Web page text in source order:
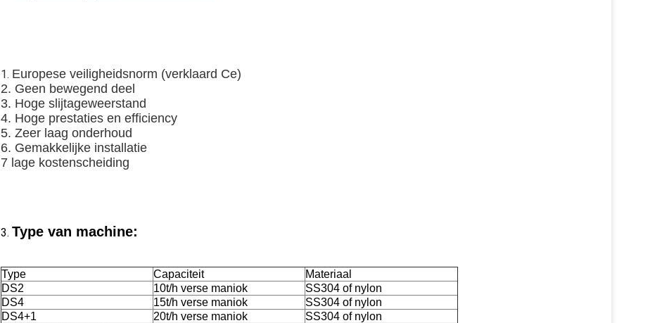
1. Europese veiligheidsnorm (verklaard Ce)
2. Geen bewegend deel
3. Hoge slijtageweerstand
4. Hoge prestaties en efficiency
5. Zeer laag onderhoud
6. Gemakkelijke installatie
7 lage kostenscheiding
3. Type van machine:
Type Capaciteit
Materiaal
DS2
10t/h verse maniok
SS304 of nylon
DS4
15t/h verse maniok
SS304 of nylon
DS4+1
20t/h verse maniok
SS304 of nylon